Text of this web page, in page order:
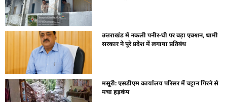
उत्तराखंड में नकली पनीर-घी पर बड़ा एक्शन, धामी
सरकार ने पूरे प्रदेश में लगाया प्रतिबंध
मसूरी: एसडीएम कार्यालय परिसर में चट्टान गिरने से
मचा हड़कंप